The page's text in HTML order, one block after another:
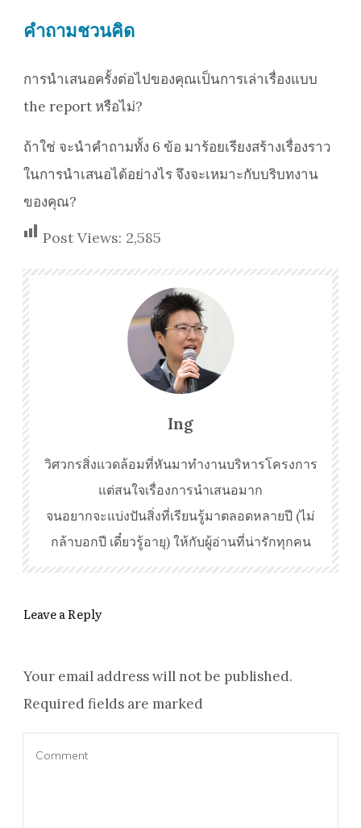
คำถามชวนคิด
การนำเสนอครั้งต่อไปของคุณเป็นการเล่าเรื่องแบบ
the report หรือไม่?
ถ้าใช่ จะนำคำถามทั้ง 6 ข้อ มาร้อยเรียงสร้างเรื่องราว
ในการนำเสนอได้อย่างไร จึงจะเหมาะกับบริบทงาน
ของคุณ?
Post Views: 2,585
Ing
วิศวกรสิ่งแวดล้อมที่หันมาทำงานบริหารโครงการ
แต่สนใจเรื่องการนำเสนอมาก
จนอยากจะแบ่งปันสิ่งที่เรียนรู้มาตลอดหลายปี (ไม่
กล้าบอกปี เดี๋ยวรู้อายุ) ให้กับผู้อ่านที่น่ารักทุกคน
Leave a Reply
Your email address will not be published.
Required fields are marked